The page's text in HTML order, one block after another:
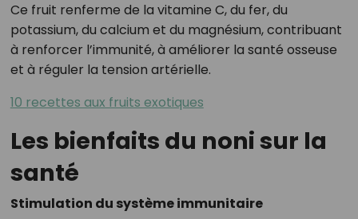
Ce fruit renferme de la vitamine C, du fer, du
potassium, du calcium et du magnésium, contribuant
à renforcer l’immunité, à améliorer la santé osseuse
et à réguler la tension artérielle.
10 recettes aux fruits exotiques
Les bienfaits du noni sur la
santé
Stimulation du système immunitaire